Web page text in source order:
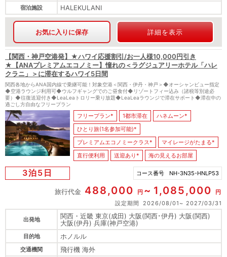
宿泊施設 HALEKULANI
お気に入りに保存 詳細を表示
【関西・神戸空港発】★ハワイ応援割引/お一人様10,000円引き
★【ANAプレミアムエコノミー】憧れの＜ラグジュアリーホテル「ハレ
クラニ」＞に滞在するハワイ5日間
関西各地からANA国内線で乗継可能！対象空港＜関西・伊丹・神戸＞◆オーシャンビュー指定
◆空港ラウンジ利用可◆ウルフギャングでのご昼食付◆リゾートフィー込み（諸税等別途必
要）◆往復送迎付き◆LeaLeaトロリー乗り放題◆LeaLeaラウンジで滞在サポート◆滞在中の
過ごし方自由なフリープラン
フリープラン* 1都市滞在
ハネムーン*
ひとり旅(1名参加可能)*
プレミアムエコノミークラス*
マイレージがたまる*
直行便利用
送迎あり* 海の見えるお部屋
3泊5日 コース番号 NH-3N35-HNLP53
旅行代金 488,000 円 1,085,000
円
設定期間
2026/08/01 2027/03/31
出発地
関西・近畿 東京(成田) 大阪(関西･伊丹) 大阪(関西)
大阪(伊丹) 兵庫(神戸空港)
目的地 ホノルル
交通機関 飛行機 海外